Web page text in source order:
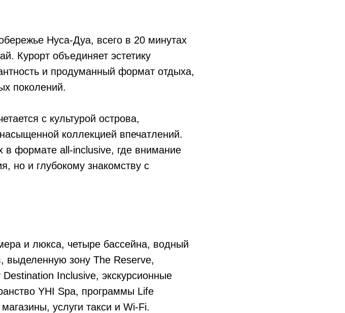
Нуса-Дуа, всего в 20 минутах
Курорт объединяет эстетику
и продуманный формат отдыха,
поколений.
с культурой острова,
коллекцией впечатлений.
в формате all-inclusive, где внимание
но и глубокому знакомству с
и люкса, четыре бассейна, водный
выделенную зону The Reserve,
Inclusive, экскурсионные
YHI Spa, программы Life
услуги такси и Wi-Fi.